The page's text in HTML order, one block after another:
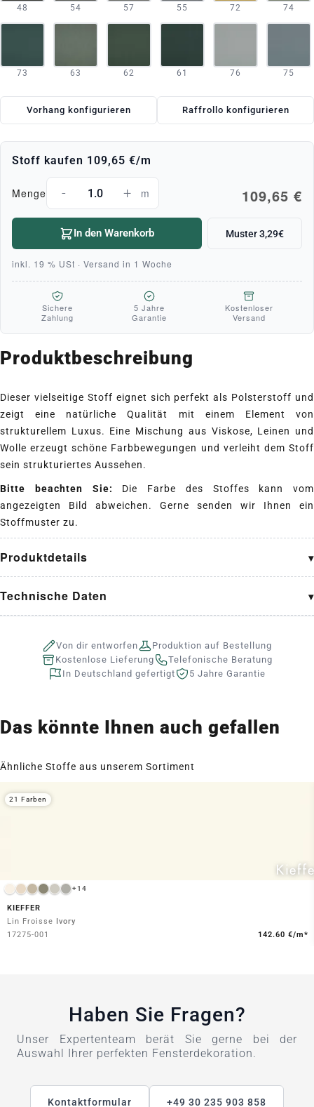
48 54 57 55 72 74
73 63 62 61 76 75
Vorhang konfigurieren Raffrollo konfigurieren
Stoff kaufen 109,65 €/m
Menge - + m 109,65 €
In den Warenkorb Muster 3,29€
inkl. 19 % USt · Versand in 1 Woche
Sichere
Zahlung
5 Jahre
Garantie
Kostenloser
Versand
Produktbeschreibung
Dieser vielseitige Stoff eignet sich perfekt als Polsterstoff und
zeigt eine natürliche Qualität mit einem Element von
strukturellem Luxus. Eine Mischung aus Viskose, Leinen und
Wolle erzeugt schöne Farbbewegungen und verleiht dem Stoff
sein strukturiertes Aussehen.
Bitte beachten Sie: Die Farbe des Stoffes kann vom
angezeigten Bild abweichen. Gerne senden wir Ihnen ein
Stoffmuster zu.
Produktdetails
Technische Daten
Von dir entworfen
Produktion auf Bestellung
Kostenlose Lieferung
Telefonische Beratung
In Deutschland gefertigt
5 Jahre Garantie
Das könnte Ihnen auch gefallen
Ähnliche Stoffe aus unserem Sortiment
+14
KIEFFER
Lin Froisse
Ivory
17275-001
142.60 €/m*
21 Farben
Haben Sie Fragen?
Unser Expertenteam berät Sie gerne bei der
Auswahl Ihrer perfekten Fensterdekoration.
Kontaktformular +49 30 235 903 858